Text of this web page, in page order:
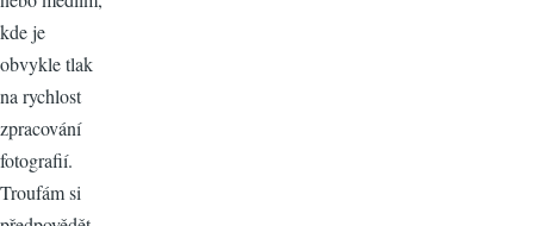
kde je
obvykle tlak
na rychlost
zpracování
fotografií.
Troufám si